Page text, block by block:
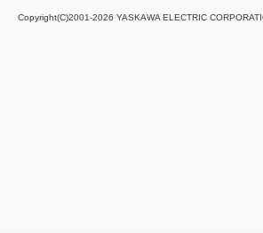
Copyright(C)2001‐2026 YASKAWA ELECTRIC